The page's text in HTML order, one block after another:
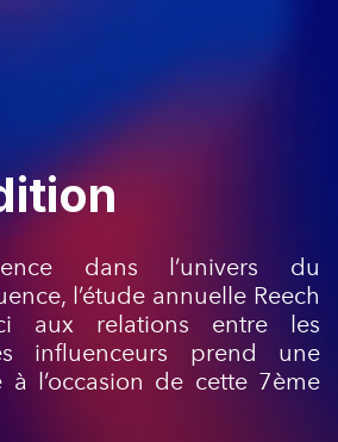
dans l’univers du
l’étude annuelle Reech
aux relations entre les
influenceurs prend une
l’occasion de cette 7ème